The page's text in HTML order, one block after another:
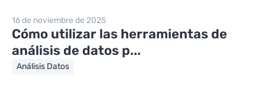
16 de noviembre de 2025
Cómo utilizar las herramientas de
análisis de datos p...
Análisis Datos